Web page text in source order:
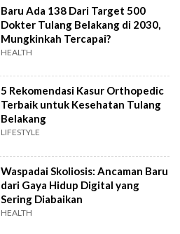
Baru Ada 138 Dari Target 500
Dokter Tulang Belakang di 2030,
Mungkinkah Tercapai?
HEALTH
5 Rekomendasi Kasur Orthopedic
Terbaik untuk Kesehatan Tulang
Belakang
LIFESTYLE
Waspadai Skoliosis: Ancaman Baru
dari Gaya Hidup Digital yang
Sering Diabaikan
HEALTH